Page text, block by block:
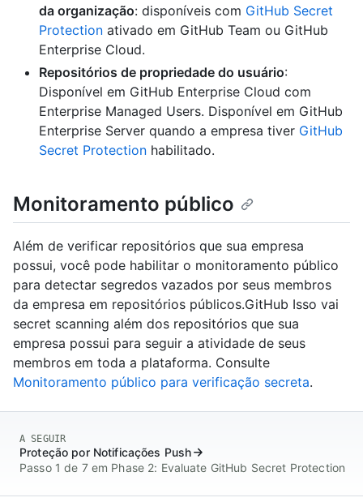
da organização: disponíveis com GitHub Secret
Protection ativado em GitHub Team ou GitHub
Enterprise Cloud.
Repositórios de propriedade do usuário:
Disponível em GitHub Enterprise Cloud com
Enterprise Managed Users. Disponível em GitHub
Enterprise Server quando a empresa tiver GitHub
Secret Protection habilitado.
Monitoramento público
Além de verificar repositórios que sua empresa
possui, você pode habilitar o monitoramento público
para detectar segredos vazados por seus membros
da empresa em repositórios públicos.GitHub Isso vai
secret scanning além dos repositórios que sua
empresa possui para seguir a atividade de seus
membros em toda a plataforma. Consulte
Monitoramento público para verificação secreta.
A SEGUIR
Proteção por Notificações Push
Passo 1 de 7 em Phase 2: Evaluate GitHub Secret Protection